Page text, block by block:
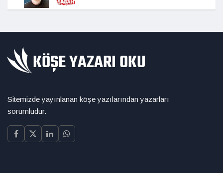
Sitemizde yayınlanan köşe yazılarından yazarları
sorumludur.